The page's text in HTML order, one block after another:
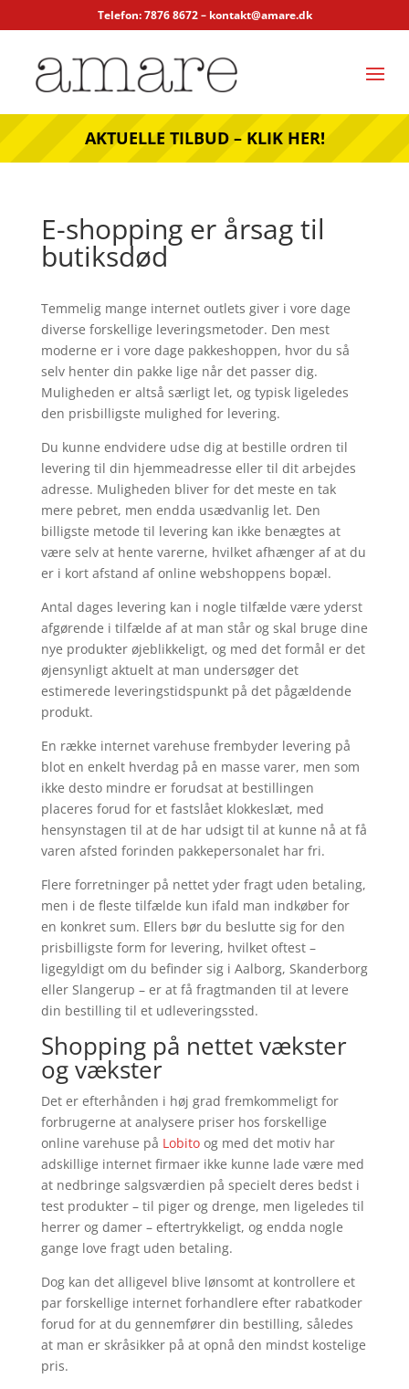
Telefon: 7876 8672 – kontakt@amare.dk
AKTUELLE TILBUD – KLIK HER!
E-shopping er årsag til
butiksdød
Temmelig mange internet outlets giver i vore dage
diverse forskellige leveringsmetoder. Den mest
moderne er i vore dage pakkeshoppen, hvor du så
selv henter din pakke lige når det passer dig.
Muligheden er altså særligt let, og typisk ligeledes
den prisbilligste mulighed for levering.
Du kunne endvidere udse dig at bestille ordren til
levering til din hjemmeadresse eller til dit arbejdes
adresse. Muligheden bliver for det meste en tak
mere pebret, men endda usædvanlig let. Den
billigste metode til levering kan ikke benægtes at
være selv at hente varerne, hvilket afhænger af at du
er i kort afstand af online webshoppens bopæl.
Antal dages levering kan i nogle tilfælde være yderst
afgørende i tilfælde af at man står og skal bruge dine
nye produkter øjeblikkeligt, og med det formål er det
øjensynligt aktuelt at man undersøger det
estimerede leveringstidspunkt på det pågældende
produkt.
En række internet varehuse frembyder levering på
blot en enkelt hverdag på en masse varer, men som
ikke desto mindre er forudsat at bestillingen
placeres forud for et fastslået klokkeslæt, med
hensynstagen til at de har udsigt til at kunne nå at få
varen afsted forinden pakkepersonalet har fri.
Flere forretninger på nettet yder fragt uden betaling,
men i de fleste tilfælde kun ifald man indkøber for
en konkret sum. Ellers bør du beslutte sig for den
prisbilligste form for levering, hvilket oftest –
ligegyldigt om du befinder sig i Aalborg, Skanderborg
eller Slangerup – er at få fragtmanden til at levere
din bestilling til et udleveringssted.
Shopping på nettet vækster
og vækster
Det er efterhånden i høj grad fremkommeligt for
forbrugerne at analysere priser hos forskellige
online varehuse på Lobitoog med det motiv har
adskillige internet firmaer ikke kunne lade være med
at nedbringe salgsværdien på specielt deres bedst i
test produkter – til piger og drenge, men ligeledes til
herrer og damer – eftertrykkeligt, og endda nogle
gange love fragt uden betaling.
Dog kan det alligevel blive lønsomt at kontrollere et
par forskellige internet forhandlere efter rabatkoder
forud for at du gennemfører din bestilling, således
at man er skråsikker på at opnå den mindst kostelige
pris.